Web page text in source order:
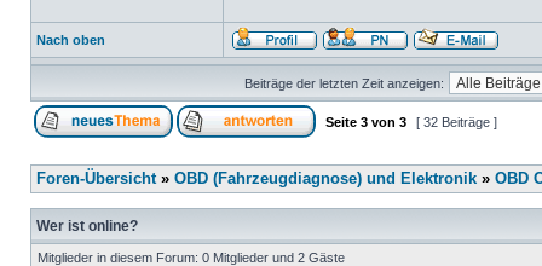
Nach oben
Beiträge der letzten Zeit anzeigen:
Seite 3 von 3 [ 32 Beiträge ]
Foren-Übersicht» OBD (Fahrzeugdiagnose) und Elektronik » OBD
Wer ist online?
Mitglieder in diesem Forum: 0 Mitglieder und 2 Gäste